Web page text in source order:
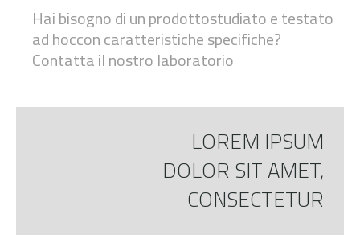
Hai bisogno di un prodottostudiato e testato
ad hoccon caratteristiche specifiche?
Contatta il nostro laboratorio
LOREM IPSUM
DOLOR SIT AMET,
CONSECTETUR